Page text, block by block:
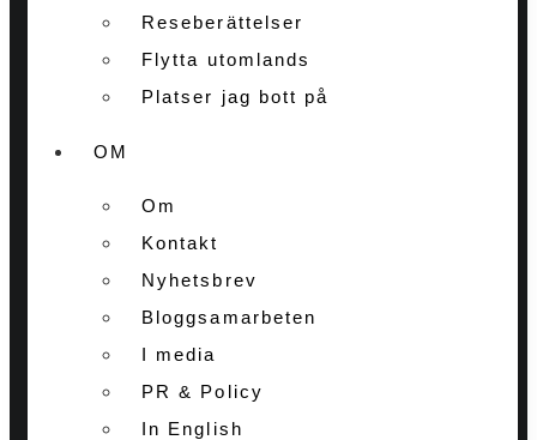
Reseberättelser
Flytta utomlands
Platser jag bott på
OM
Om
Kontakt
Nyhetsbrev
Bloggsamarbeten
I media
PR & Policy
In English